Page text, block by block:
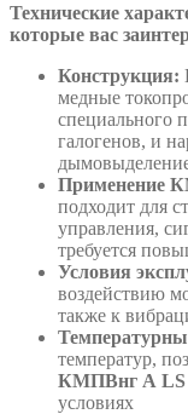
Технические
которые вас
Конструкция:
медные
специального
галогенов, и
Применение
подходит для
управления,
требуется
Условия
воздействию
также к
температур,
КМПВнг А LS
условиях